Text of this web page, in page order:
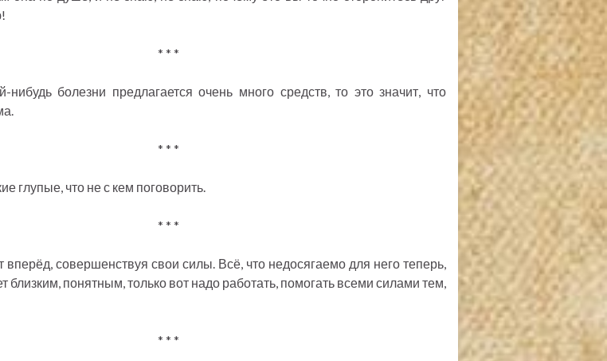
* * *
нибудь болезни предлагается очень много средств, то это значит, что
* * *
глупые, что не с кем поговорить.
* * *
вперёд, совершенствуя свои силы. Всё, что недосягаемо для него теперь,
близким, понятным, только вот надо работать, помогать всеми силами тем,
* * *